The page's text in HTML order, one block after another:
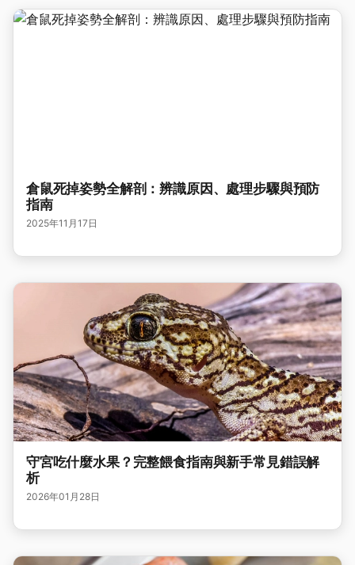
倉鼠死掉姿勢全解剖：辨識原因、處理步驟與預防
指南
2025年11月17日
守宮吃什麼水果？完整餵食指南與新手常見錯誤解
析
2026年01月28日